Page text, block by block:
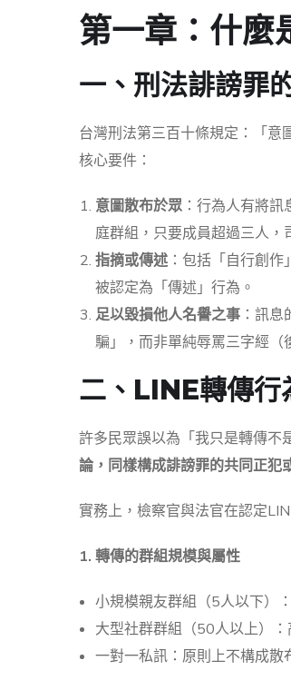
第一章：什麼
一、刑法誹謗罪
台灣刑法第三百十條規定：「意
核心要件：
意圖散布於眾 ：行為人有將
庭群組，只要成員超過三人，
指摘或傳述 ：包括「自行創
被認定為「傳述」行為。
足以毀損他人名譽之事 ：訊
騙」，而非單純辱罵三字經（
二、LINE轉傳行
許多民眾誤以為「我只是轉傳不
論，同樣構成誹謗罪的共同正犯
實務上，檢察官與法官在認定
1. 轉傳的群組規模與屬性
小規模親友群組（5人以下）
大型社群群組（50人以上）
一對一私訊：原則上不構成